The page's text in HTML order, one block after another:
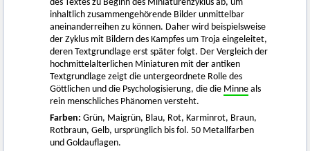
des Textes zu Beginn des Miniaturenzyklus ab, um
inhaltlich zusammengehörende Bilder unmittelbar
aneinanderreihen zu können. Daher wird beispielsweise
der Zyklus mit Bildern des Kampfes um Troja eingeleitet,
deren Textgrundlage erst später folgt. Der Vergleich der
hochmittelalterlichen Miniaturen mit der antiken
Textgrundlage zeigt die untergeordnete Rolle des
Göttlichen und die Psychologisierung, die die Minne als
rein menschliches Phänomen versteht.
Farben: Grün, Maigrün, Blau, Rot, Karminrot, Braun,
Rotbraun, Gelb, ursprünglich bis fol. 50 Metallfarben
und Goldauflagen.